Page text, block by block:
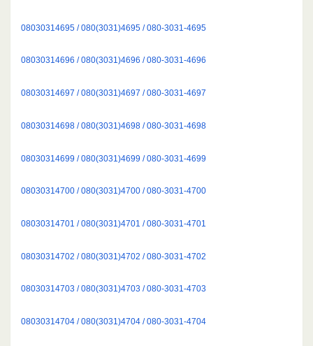
08030314695 / 080(3031)4695 / 080-3031-4695
08030314696 / 080(3031)4696 / 080-3031-4696
08030314697 / 080(3031)4697 / 080-3031-4697
08030314698 / 080(3031)4698 / 080-3031-4698
08030314699 / 080(3031)4699 / 080-3031-4699
08030314700 / 080(3031)4700 / 080-3031-4700
08030314701 / 080(3031)4701 / 080-3031-4701
08030314702 / 080(3031)4702 / 080-3031-4702
08030314703 / 080(3031)4703 / 080-3031-4703
08030314704 / 080(3031)4704 / 080-3031-4704